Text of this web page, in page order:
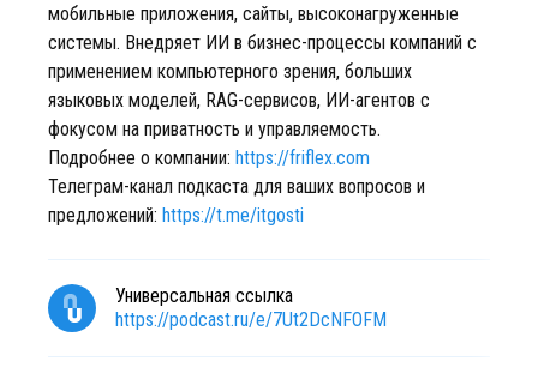
мобильные приложения, сайты, высоконагруженные
системы. Внедряет ИИ в бизнес-процессы компаний с
применением компьютерного зрения, больших
языковых моделей, RAG-сервисов, ИИ-агентов с
фокусом на приватность и управляемость.
Подробнее о компании: https://friflex.com
Телеграм-канал подкаста для ваших вопросов и
предложений: https://t.me/itgosti
Универсальная ссылка
https://podcast.ru/e/7Ut2DcNFOFM